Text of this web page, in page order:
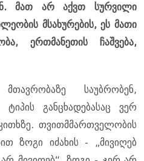
მათ არ აქვთ სურვილი
მსახურების, ეს მათი
ერთმანეთის ჩაშვება,
საუბრობენ,
განცხადებასაც ვერ
თვითმმართველობის
ზოგი იძახის - „მივიღებ